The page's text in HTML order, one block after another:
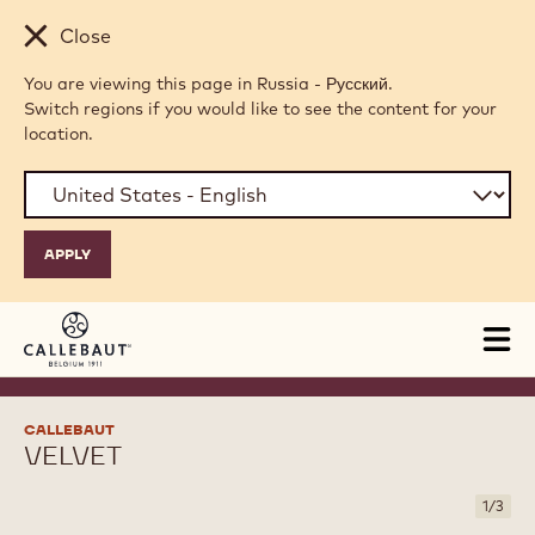
Skip to main content
Close
You are viewing this page in Russia - Русский.
Switch regions if you would like to see the content for your
location.
CALLEBAUT
VELVET
1/3